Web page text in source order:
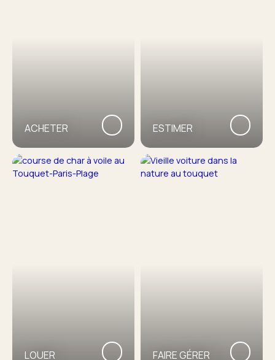
ACHETER ESTIMER
LOUER FAIRE GÉRER